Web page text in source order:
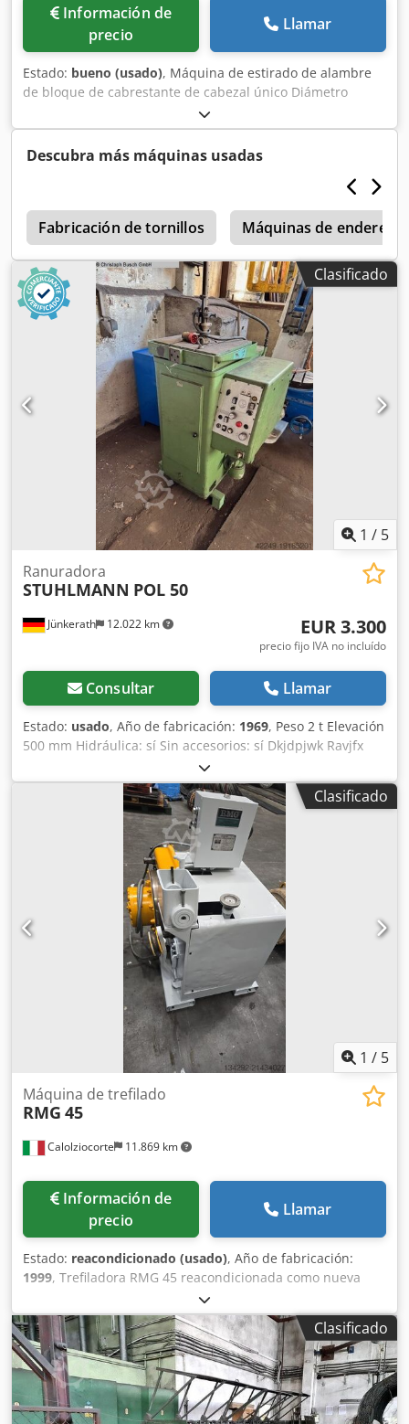
Información de
precio
Llamar
Estado: bueno (usado), Máquina de estirado de alambre
de bloque de cabrestante de cabezal único Diámetro
máximo del alambre de entrada: 30 mm Dkedpfx Ajt
Ixkzecaor
Descubra más máquinas usadas
Fabricación de tornillos Máquinas de
Clasificado
1 / 5
Jünkerath 12.022 km
Ranuradora
STUHLMANN POL 50
EUR 3.300
precio fijo IVA no incluído
Consultar Llamar
Estado: usado, Año de fabricación: 1969, Peso 2 t Elevación
500 mm Hidráulica: sí Sin accesorios: sí Dkjdpjwk Ravjfx
Clasificado
1 / 5
Calolziocorte 11.869 km
Máquina de trefilado
RMG 45
Información de
precio
Llamar
Estado: reacondicionado (usado), Año de fabricación:
1999, Trefiladora RMG 45 reacondicionada como nueva
Perfectamente funcional. ¡Precio interesante! Diám. máx.
(mm): 8 Diám. cabrestante (mm): 500 Velocidad máx.
(m/min): 36 Año: 1999 Dksdpsyrdznjfx Acasr Máquina
disponible en H.B.R. srl, Calolziocorte (LC) – Italia
Clasificado